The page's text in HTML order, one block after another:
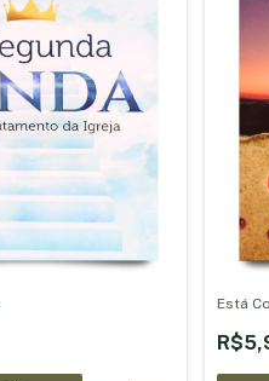
Está